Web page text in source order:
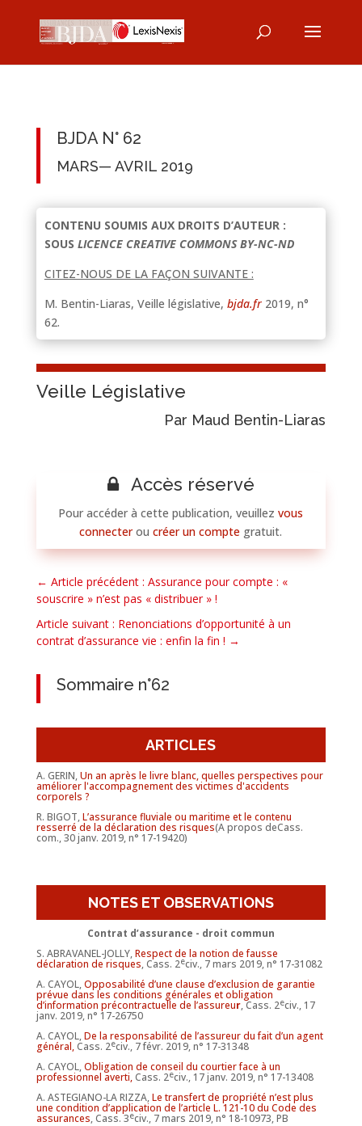
BJDA N° 62
MARS— AVRIL 2019
CONTENU SOUMIS AUX DROITS D’AUTEUR :
SOUS LICENCE CREATIVE COMMONS BY-NC-ND
CITEZ-NOUS DE LA FAÇON SUIVANTE :
M. Bentin-Liaras, Veille législative, bjda.fr2019, n°
62.
Veille Législative
Par Maud Bentin-Liaras
Accès réservé
Pour accéder à cette publication, veuillezvous
connecteroucréer un compte gratuit.
← Article précédent : Assurance pour compte : «
souscrire » n’est pas « distribuer » !
Article suivant : Renonciations d’opportunité à un
contrat d’assurance vie : enfin la fin ! →
Sommaire n°62
ARTICLES
A. GERIN,Un an après le livre blanc, quelles perspectives pour
améliorer l'accompagnement des victimes d'accidents
corporels ?
R. BIGOT,L’assurance fluviale ou maritime et le contenu
resserré de la déclaration des risques(A propos deCass.
com., 30 janv. 2019, n° 17-19420)
NOTES ET OBSERVATIONS
Contrat d’assurance - droit commun
S. ABRAVANEL-JOLLY,Respect de la notion de fausse
déclaration de risques, Cass. 2eciv., 7 mars 2019, n° 17-31082
A. CAYOL,Opposabilité d’une clause d’exclusion de garantie
prévue dans les conditions générales et obligation
d’information précontractuelle de l’assureur, Cass. 2eciv., 17
janv. 2019, n° 17-26750
A. CAYOL,De la responsabilité de l’assureur du fait d’un agent
général,Cass. 2eciv., 7 févr. 2019, n° 17-31348
A. CAYOL,Obligation de conseil du courtier face à un
professionnel averti,Cass. 2eciv., 17 janv. 2019, n° 17-13408
A. ASTEGIANO-LA RIZZA,Le transfert de propriété n’est plus
une condition d’application de l’article L. 121-10 du Code des
assurances, Cass. 3eciv., 7 mars 2019, n° 18-10973, PB